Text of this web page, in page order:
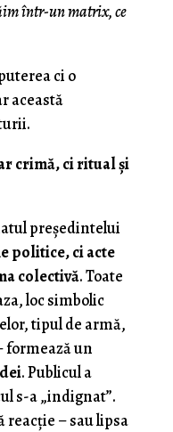
într-un matrix, ce
ci o
această
crimă, ci ritual și
președintelui
politice, ci acte
colectivă. Toate
loc simbolic
tipul de armă,
un
. Publicul a
s-a „indignat”.
reacție – sau lipsa